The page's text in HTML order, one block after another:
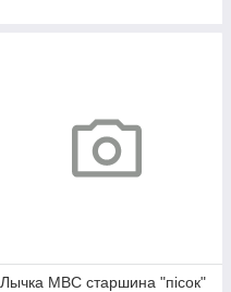
Лычка МВС старшина "пісок"